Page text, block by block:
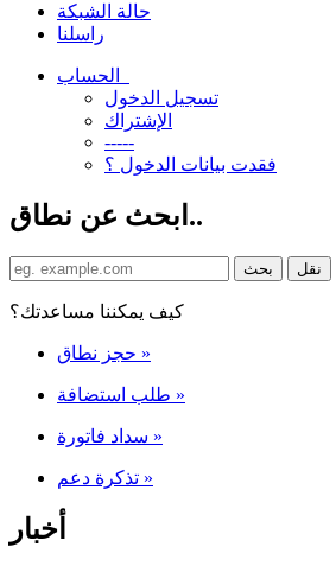
حالة الشبكة
راسلنا
تسجيل الدخول
الإشتراك
-----
فقدت بيانات الدخول ؟
ابحث عن نطاق..
كيف يمكننا مساعدتك؟
»
»
»
»
أخبار